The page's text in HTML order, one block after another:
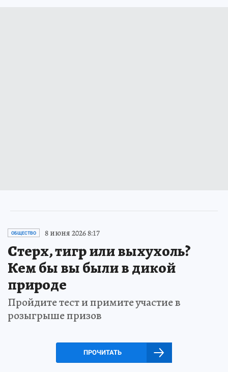
ОБЩЕСТВО 8 июня 2026 8:17
Стерх, тигр или выхухоль?
Кем бы вы были в дикой
природе
Пройдите тест и примите участие в
розыгрыше призов
ПРОЧИТАТЬ